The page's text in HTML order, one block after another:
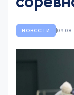
НОВОСТИ